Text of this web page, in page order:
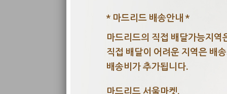
* 마드리드 배송안내 *
마드리드의 직접 배달가능지
직접 배달이 어려운 지역은 배
배송비가 추가됩니다.
마드리드 서울마켓.